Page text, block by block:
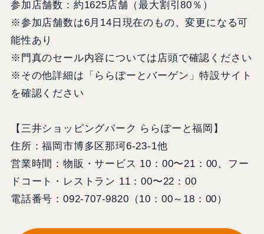
参加店舗数：約1625店舗（最大割引80％）
※参加店舗数は6月14日現在のもの、変更になる可
能性あり
※門真のセール内容については店頭で確認ください
※その他詳細は「ららぽーとバーゲン」特設サイト
を確認ください
【三井ショッピングパーク ららぽーと福岡】
住所：福岡市博多区那珂6-23-1他
営業時間：物販・サービス 10：00〜21：00、フー
ドコート・レストラン 11：00〜22：00
電話番号：092-707-9820（10：00～18：00）